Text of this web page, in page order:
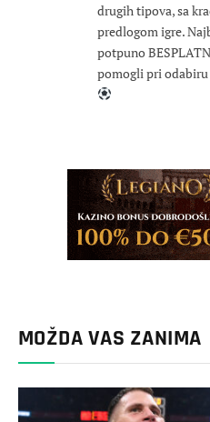
drugih tipova, sa
predlogom igre.
potpuno
pomogli pri
MOŽDA VAS ZANIMA